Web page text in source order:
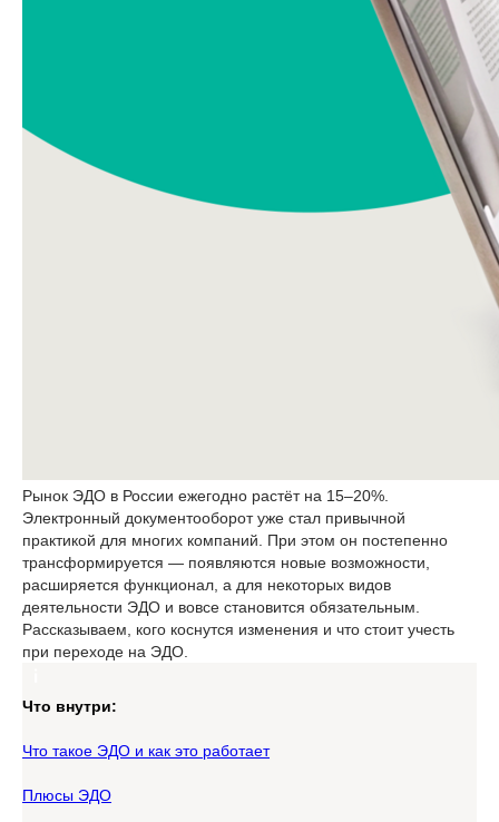
Рынок ЭДО в России ежегодно растёт на 15–20%.
Электронный документооборот уже стал привычной
практикой для многих компаний. При этом он постепенно
трансформируется — появляются новые возможности,
расширяется функционал, а для некоторых видов
деятельности ЭДО и вовсе становится обязательным.
Рассказываем, кого коснутся изменения и что стоит учесть
при переходе на ЭДО.
Что внутри:
Что такое ЭДО и как это работает
Плюсы ЭДО